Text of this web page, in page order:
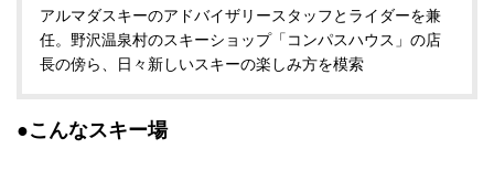
アルマダスキーのアドバイザリースタッフとライダーを兼
任。野沢温泉村のスキーショップ「コンパスハウス」の店
長の傍ら、日々新しいスキーの楽しみ方を模索
●こんなスキー場